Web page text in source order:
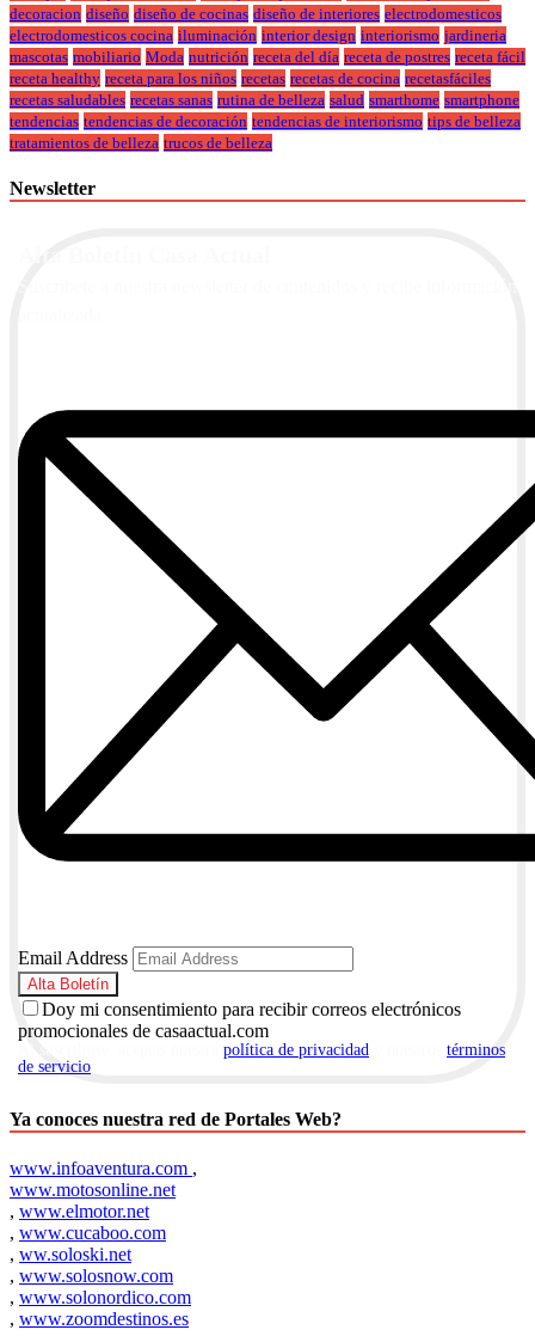
decoracion diseño diseño de cocinas diseño de interiores electrodomesticos
electrodomesticos cocina iluminación interior design interiorismo jardineria
mascotas mobiliario Moda nutrición receta del día receta de postres receta fácil
receta healthy receta para los niños recetas recetas de cocina recetasfáciles
recetas saludables recetas sanas rutina de belleza salud smarthome smartphone
tendencias tendencias de decoración tendencias de interiorismo tips de belleza
tratamientos de belleza trucos de belleza
Newsletter
Email Address
Doy mi consentimiento para recibir correos electrónicos
promocionales de casaactual.com
política de privacidad
términos
de servicio
Ya conoces nuestra red de Portales Web?
www.infoaventura.com ,
www.motosonline.net
, www.elmotor.net
, www.cucaboo.com
, ww.soloski.net
, www.solosnow.com
, www.solonordico.com
, www.zoomdestinos.es